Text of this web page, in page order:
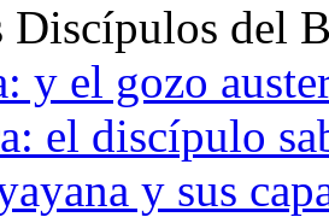
Discípulos del
y el gozo
el discípulo
y sus